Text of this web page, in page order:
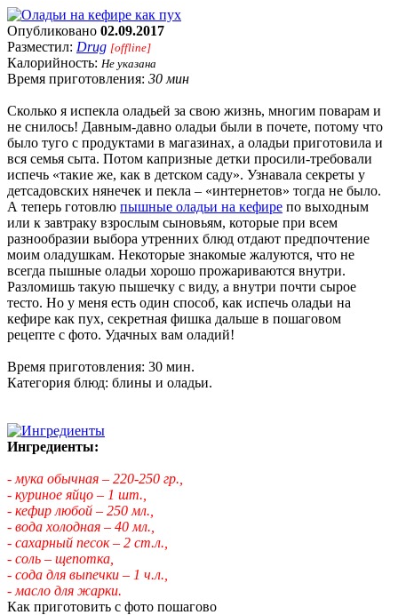
Опубликовано 02.09.2017
Разместил: Drug [offline]
Калорийность: Не указана
Время приготовления: 30 мин
Сколько я испекла оладьей за свою жизнь, многим поварам и
не снилось! Давным-давно оладьи были в почете, потому что
было туго с продуктами в магазинах, а оладьи приготовила и
вся семья сыта. Потом капризные детки просили-требовали
испечь «такие же, как в детском саду». Узнавала секреты у
детсадовских нянечек и пекла – «интернетов» тогда не было.
А теперь готовлю пышные оладьи на кефире по выходным
или к завтраку взрослым сыновьям, которые при всем
разнообразии выбора утренних блюд отдают предпочтение
моим оладушкам. Некоторые знакомые жалуются, что не
всегда пышные оладьи хорошо прожариваются внутри.
Разломишь такую пышечку с виду, а внутри почти сырое
тесто. Но у меня есть один способ, как испечь оладьи на
кефире как пух, секретная фишка дальше в пошаговом
рецепте с фото. Удачных вам оладий!
Время приготовления: 30 мин.
Категория блюд: блины и оладьи.
Ингредиенты:
- мука обычная – 220-250 гр.,
- куриное яйцо – 1 шт.,
- кефир любой – 250 мл.,
- вода холодная – 40 мл.,
- сахарный песок – 2 ст.л.,
- соль – щепотка,
- сода для выпечки – 1 ч.л.,
- масло для жарки.
Как приготовить с фото пошагово